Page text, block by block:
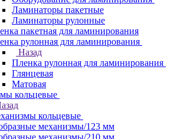
Ламинаторы пакетные
Ламинаторы рулонные
пакетная для ламинирования
рулонная для ламинирования
Назад
Пленка рулонная для ламинирования
Глянцевая
Матовая
кольцевые
кольцевые
механизмы/123 мм
механизмы/210 мм